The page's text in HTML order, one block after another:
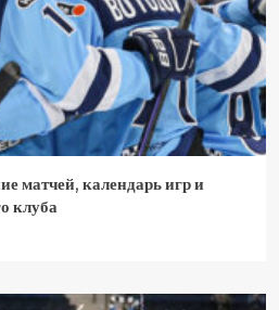
матчей, календарь игр и
клуба